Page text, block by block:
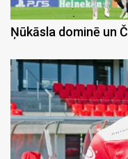
Ņūkāsla dominē un